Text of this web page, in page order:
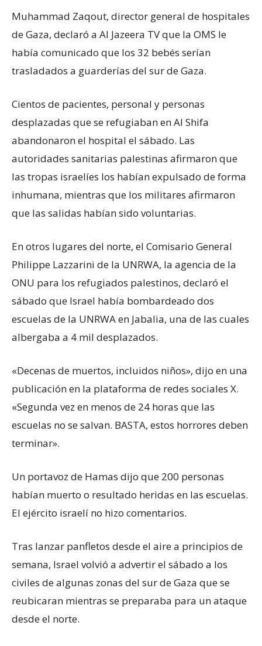
Muhammad Zaqout, director general de hospitales
de Gaza, declaró a Al Jazeera TV que la OMS le
había comunicado que los 32 bebés serían
trasladados a guarderías del sur de Gaza.
Cientos de pacientes, personal y personas
desplazadas que se refugiaban en Al Shifa
abandonaron el hospital el sábado. Las
autoridades sanitarias palestinas afirmaron que
las tropas israelíes los habían expulsado de forma
inhumana, mientras que los militares afirmaron
que las salidas habían sido voluntarias.
En otros lugares del norte, el Comisario General
Philippe Lazzarini de la UNRWA, la agencia de la
ONU para los refugiados palestinos, declaró el
sábado que Israel había bombardeado dos
escuelas de la UNRWA en Jabalia, una de las cuales
albergaba a 4 mil desplazados.
«Decenas de muertos, incluidos niños», dijo en una
publicación en la plataforma de redes sociales X.
«Segunda vez en menos de 24 horas que las
escuelas no se salvan. BASTA, estos horrores deben
terminar».
Un portavoz de Hamas dijo que 200 personas
habían muerto o resultado heridas en las escuelas.
El ejército israelí no hizo comentarios.
Tras lanzar panfletos desde el aire a principios de
semana, Israel volvió a advertir el sábado a los
civiles de algunas zonas del sur de Gaza que se
reubicaran mientras se preparaba para un ataque
desde el norte.